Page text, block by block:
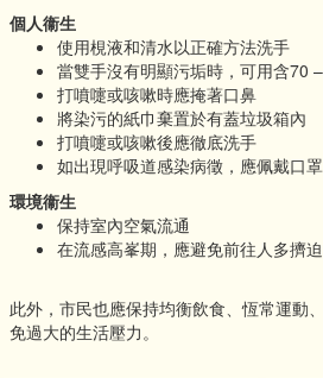
個人衞生
使用梘液和清水以正確方法洗手
當雙手沒有明顯污垢時，可用含70
打噴嚏或咳嗽時應掩著口鼻
將染污的紙巾棄置於有蓋垃圾箱內
打噴嚏或咳嗽後應徹底洗手
如出現呼吸道感染病徵，應佩戴口罩
環境衞生
保持室內空氣流通
在流感高峯期，應避免前往人多擠
此外，市民也應保持均衡飲食、恆常運動
免過大的生活壓力。